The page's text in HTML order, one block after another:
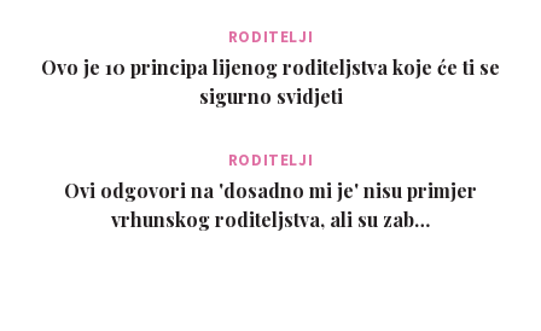
RODITELJI
Ovo je 10 principa lijenog roditeljstva koje će ti se
sigurno svidjeti
RODITELJI
Ovi odgovori na 'dosadno mi je' nisu primjer
vrhunskog roditeljstva, ali su zab…